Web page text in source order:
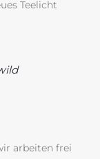
Teelicht
arbeiten frei